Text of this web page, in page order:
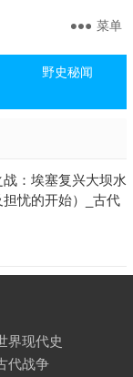
野史秘闻
菜单
：埃塞复兴大坝水
忧的开始）_古代
界现代史
代战争